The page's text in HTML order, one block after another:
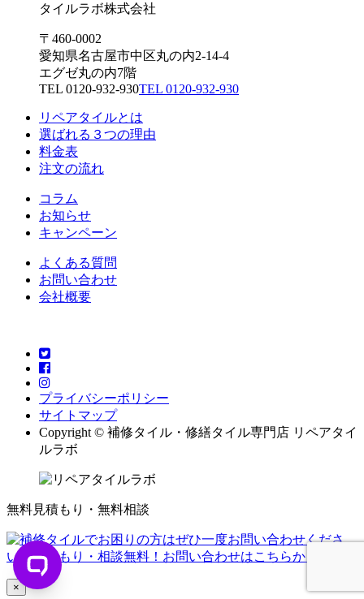
タイルラボ株式会社
〒460-0002
愛知県名古屋市中区丸の内2-14-4
エグゼ丸の内7階
TEL 0120-932-930TEL 0120-932-930
リペアタイルとは
選ばれる３つの理由
料金表
注文の流れ
コラム
お知らせ
キャンペーン
よくある質問
お問い合わせ
会社概要
プライバシーポリシー
サイトマップ
Copyright © 補修タイル・修繕タイル専門店 リペアタイ
ルラボ
無料見積もり・無料相談
×